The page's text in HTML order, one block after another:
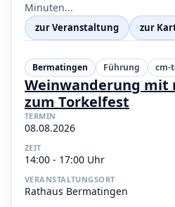
Minuten...
zur Veranstaltung zur
Bermatingen Führung cm-
Weinwanderung mit
zum Torkelfest
TERMIN
08.08.2026
ZEIT
14:00 - 17:00 Uhr
VERANSTALTUNGSORT
Rathaus Bermatingen